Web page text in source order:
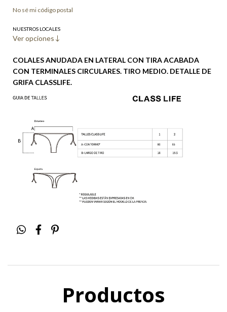
No sé mi código postal
NUESTROS LOCALES
Ver opciones
COLALES ANUDADA EN LATERAL CON TIRA ACABADA
CON TERMINALES CIRCULARES. TIRO MEDIO. DETALLE DE
GRIFA CLASSLIFE.
Productos